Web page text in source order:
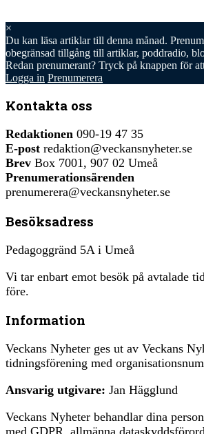
×
Du kan läsa artiklar till denna månad.
obegränsad tillgång till artiklar, poddradio,
Redan prenumerant? Tryck på knappen för
Logga in Prenumerera
Kontakta oss
Redaktionen 090-19 47 35
E-post redaktion@veckansnyheter.se
Brev Box 7001, 907 02 Umeå
Prenumerationsärenden
prenumerera@veckansnyheter.se
Besöksadress
Pedagoggränd 5A i Umeå
Vi tar enbart emot besök på avtalade
före.
Information
Veckans Nyheter ges ut av Veckans
tidningsförening med
Ansvarig utgivare: Jan Hägglund
Veckans Nyheter behandlar dina
med GDPR, allmänna